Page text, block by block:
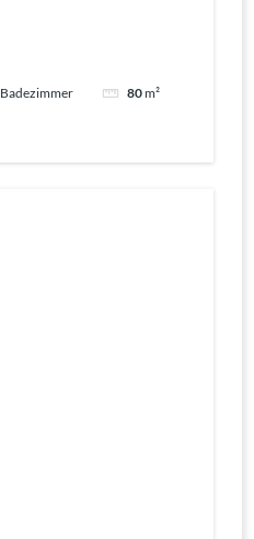
Badezimmer 80m²